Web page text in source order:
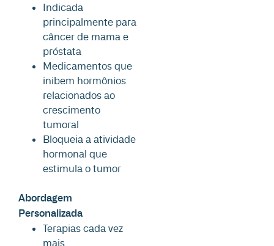
Indicada
principalmente para
câncer de mama e
próstata
Medicamentos que
inibem hormônios
relacionados ao
crescimento
tumoral
Bloqueia a atividade
hormonal que
estimula o tumor
Abordagem
Personalizada
Terapias cada vez
mais